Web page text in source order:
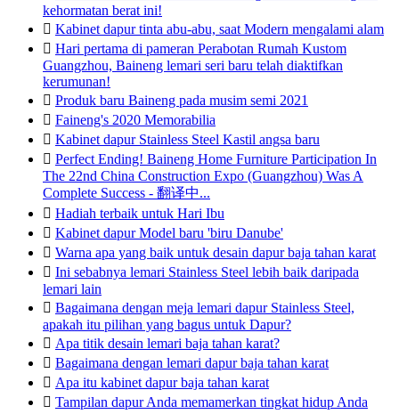
kehormatan berat ini!
 Kabinet dapur tinta abu-abu, saat Modern mengalami alam
 Hari pertama di pameran Perabotan Rumah Kustom
Guangzhou, Baineng lemari seri baru telah diaktifkan
kerumunan!
 Produk baru Baineng pada musim semi 2021
 Faineng's 2020 Memorabilia
 Kabinet dapur Stainless Steel Kastil angsa baru
 Perfect Ending! Baineng Home Furniture Participation In
The 22nd China Construction Expo (Guangzhou) Was A
Complete Success - 翻译中...
 Hadiah terbaik untuk Hari Ibu
 Kabinet dapur Model baru 'biru Danube'
 Warna apa yang baik untuk desain dapur baja tahan karat
 Ini sebabnya lemari Stainless Steel lebih baik daripada
lemari lain
 Bagaimana dengan meja lemari dapur Stainless Steel,
apakah itu pilihan yang bagus untuk Dapur?
 Apa titik desain lemari baja tahan karat?
 Bagaimana dengan lemari dapur baja tahan karat
 Apa itu kabinet dapur baja tahan karat
 Tampilan dapur Anda memamerkan tingkat hidup Anda